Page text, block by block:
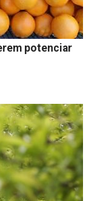
potenciar